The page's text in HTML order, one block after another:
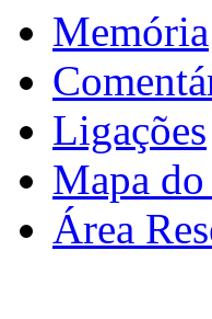
Memória
Ligações
Mapa
Área